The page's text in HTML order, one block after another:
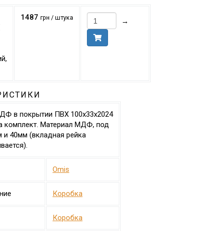
1487 грн / штука →
в покрытии ПВХ 100х33х2024
комплект. Материал МДФ, под
и 40мм (вкладная рейка
Omis
Коробка
Коробка